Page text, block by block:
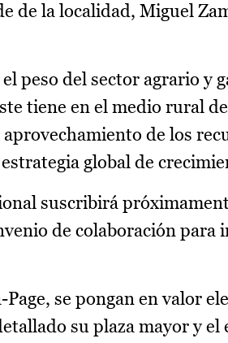
de la localidad, Miguel
peso del sector agrario y
tiene en el medio rural
de los
global de
suscribirá
de colaboración para
se pongan en valor
su plaza mayor y el